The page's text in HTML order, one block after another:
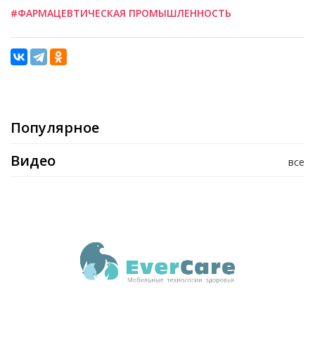
#ФАРМАЦЕВТИЧЕСКАЯ ПРОМЫШЛЕННОСТЬ
Популярное
все
Видео